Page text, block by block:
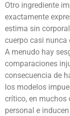
Otro ingrediente
exactamente
estima sin
cuerpo casi nunca
A menudo hay
comparaciones
consecuencia de
los modelos
crítico, en muchos
personal e